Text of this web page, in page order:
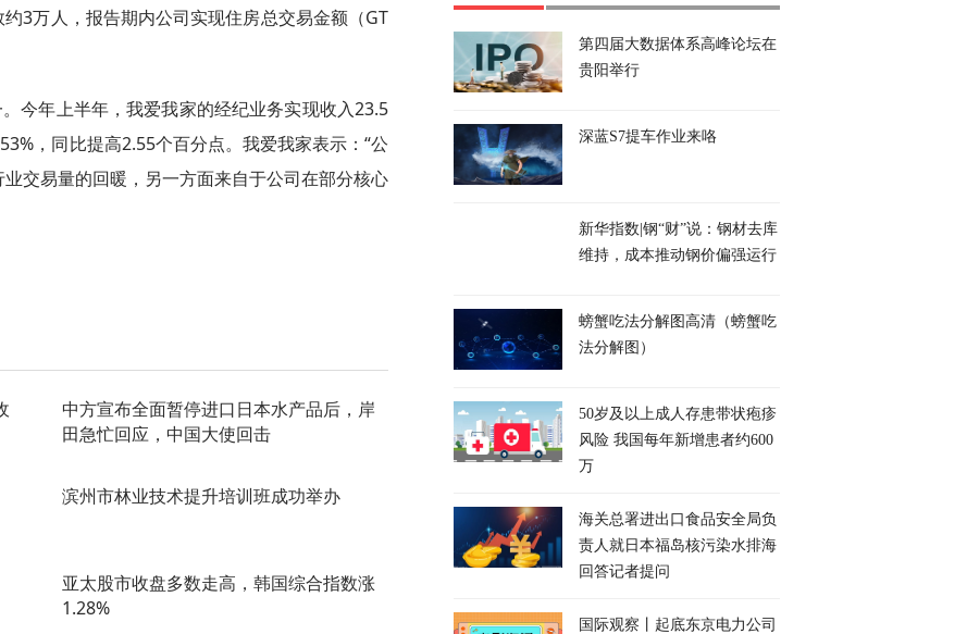
3万人，报告期内公司实现住房总交易金额（GT
今年上半年，我爱我家的经纪业务实现收入23.5
，同比提高2.55个百分点。我爱我家表示：“公
交易量的回暖，另一方面来自于公司在部分核心
中方宣布全面暂停进口日本水产品后，岸
田急忙回应，中国大使回击
滨州市林业技术提升培训班成功举办
亚太股市收盘多数走高，韩国综合指数涨
1.28%
第四届大数据体系高峰论坛在
贵阳举行
深蓝S7提车作业来咯
新华指数|钢“财”说：钢材去库
维持，成本推动钢价偏强运行
螃蟹吃法分解图高清（螃蟹吃
法分解图）
50岁及以上成人存患带状疱疹
风险 我国每年新增患者约600
万
海关总署进出口食品安全局负
责人就日本福岛核污染水排海
回答记者提问
国际观察丨起底东京电力公司